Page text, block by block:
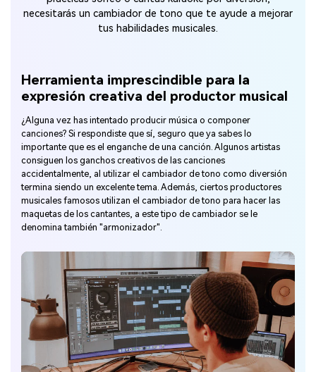
necesitarás un cambiador de tono que te ayude a mejorar
tus habilidades musicales.
Herramienta imprescindible para la
expresión creativa del productor musical
¿Alguna vez has intentado producir música o componer
canciones? Si respondiste que sí, seguro que ya sabes lo
importante que es el enganche de una canción. Algunos artistas
consiguen los ganchos creativos de las canciones
accidentalmente, al utilizar el cambiador de tono como diversión
termina siendo un excelente tema. Además, ciertos productores
musicales famosos utilizan el cambiador de tono para hacer las
maquetas de los cantantes, a este tipo de cambiador se le
denomina también "armonizador".